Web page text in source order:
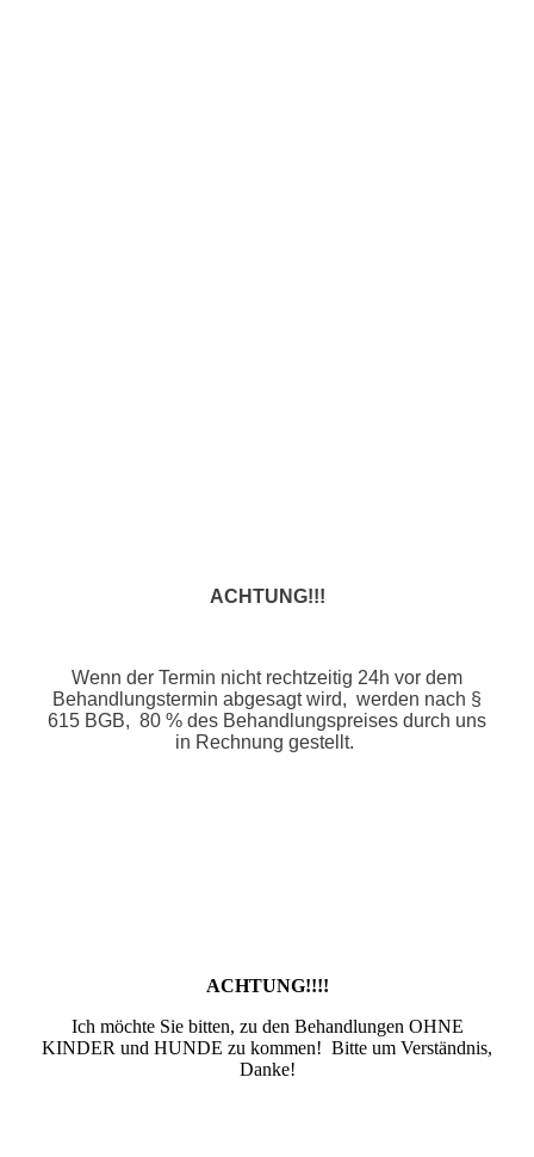
ACHTUNG!!!
Wenn der Termin nicht rechtzeitig 24h vor dem
Behandlungstermin abgesagt wird, werden nach §
615 BGB, 80 % des Behandlungspreises durch uns
in Rechnung gestellt.
ACHTUNG!!!!
Ich möchte Sie bitten, zu den Behandlungen OHNE
KINDER und HUNDE zu kommen! Bitte um Verständnis,
Danke!